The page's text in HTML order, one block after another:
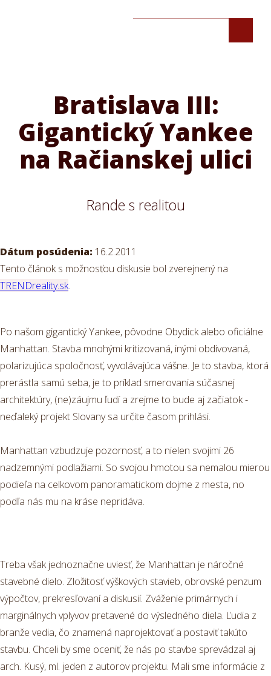
Bratislava III:
Gigantický Yankee
na Račianskej ulici
Rande s realitou
Dátum posúdenia: 16.2.2011
Tento článok s možnosťou diskusie bol zverejnený na
TRENDreality.sk.
Po našom gigantický Yankee, pôvodne Obydick alebo oficiálne
Manhattan. Stavba mnohými kritizovaná, inými obdivovaná,
polarizujúca spoločnosť, vyvolávajúca vášne. Je to stavba, ktorá
prerástla samú seba, je to príklad smerovania súčasnej
architektúry, (ne)záujmu ľudí a zrejme to bude aj začiatok -
neďaleký projekt Slovany sa určite časom prihlási.
Manhattan vzbudzuje pozornosť, a to nielen svojimi 26
nadzemnými podlažiami. So svojou hmotou sa nemalou mierou
podieľa na celkovom panoramatickom dojme z mesta, no
podľa nás mu na kráse nepridáva.
Treba však jednoznačne uviesť, že Manhattan je náročné
stavebné dielo. Zložitosť výškových stavieb, obrovské penzum
výpočtov, prekresľovaní a diskusií. Zváženie primárnych i
marginálnych vplyvov pretavené do výsledného diela. Ľudia z
branže vedia, čo znamená naprojektovať a postaviť takúto
stavbu. Chceli by sme oceniť, že nás po stavbe sprevádzal aj
arch. Kusý, ml. jeden z autorov projektu. Mali sme informácie z